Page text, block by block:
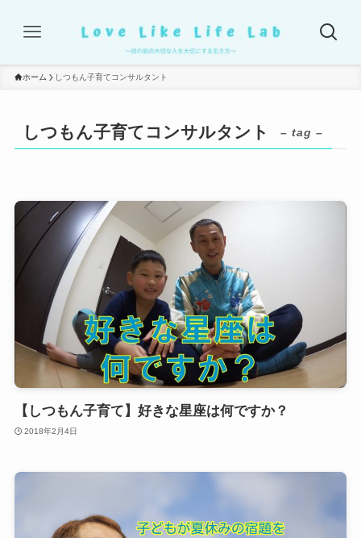
ホーム しつもん子育てコンサルタント
しつもん子育てコンサルタント – tag –
【しつもん子育て】好きな星座は何ですか？
2018年2月4日